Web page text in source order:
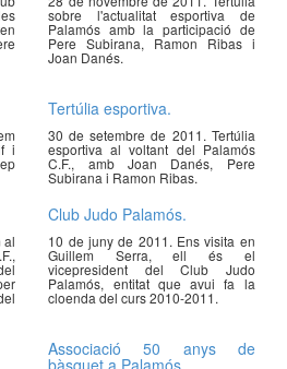
sobre l'actualitat esportiva de
Palamós amb la participació de
Pere Subirana, Ramon Ribas i
Joan Danés.
i
Tertúlia esportiva.
30 de setembre de 2011. Tertúlia
esportiva al voltant del Palamós
C.F., amb Joan Danés, Pere
Subirana i Ramon Ribas.
al
Club Judo Palamós.
10 de juny de 2011. Ens visita en
Guillem Serra, ell és el
vicepresident del Club Judo
Palamós, entitat que avui fa la
cloenda del curs 2010-2011.
Associació 50 anys de
bàsquet a Palamós.